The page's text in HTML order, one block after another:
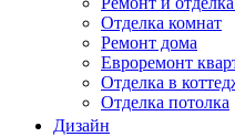
Отделка комнат
Ремонт дома
Евроремонт
Отделка в
Отделка потолка
Дизайн